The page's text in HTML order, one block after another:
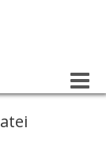
Toggle